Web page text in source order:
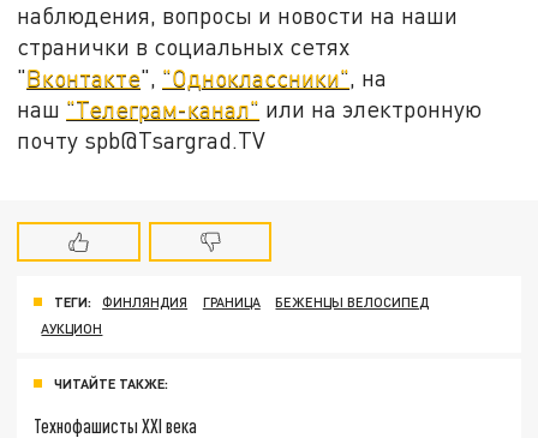
наблюдения, вопросы и новости на наши
странички в социальных сетях
"Вконтакте", "Одноклассники", на
наш "Телеграм-канал" или на электронную
почту spb@Tsargrad.TV
ТЕГИ: ФИНЛЯНДИЯ ГРАНИЦА
БЕЖЕНЦЫ ВЕЛОСИПЕД
АУКЦИОН
ЧИТАЙТЕ ТАКЖЕ:
Технофашисты XXI века